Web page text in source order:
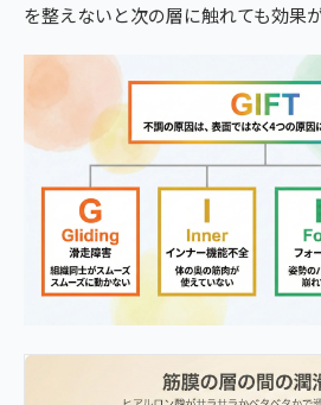
を整えないと次の層に触れても効果